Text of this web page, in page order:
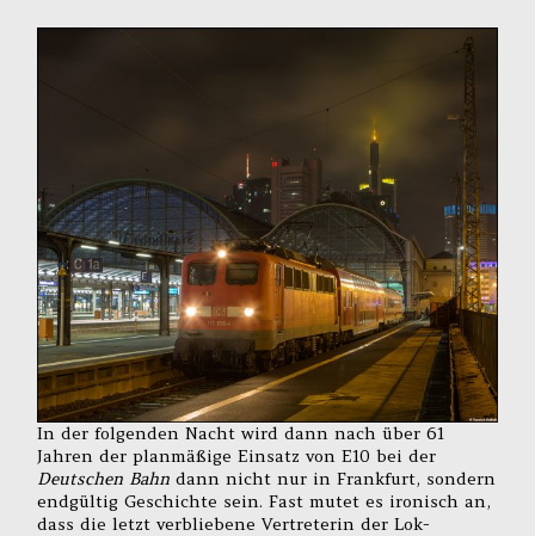
In der folgenden Nacht wird dann nach über 61
Jahren der planmäßige Einsatz von E10 bei der
Deutschen Bahn dann nicht nur in Frankfurt, sondern
endgültig Geschichte sein. Fast mutet es ironisch an,
dass die letzt verbliebene Vertreterin der Lok-